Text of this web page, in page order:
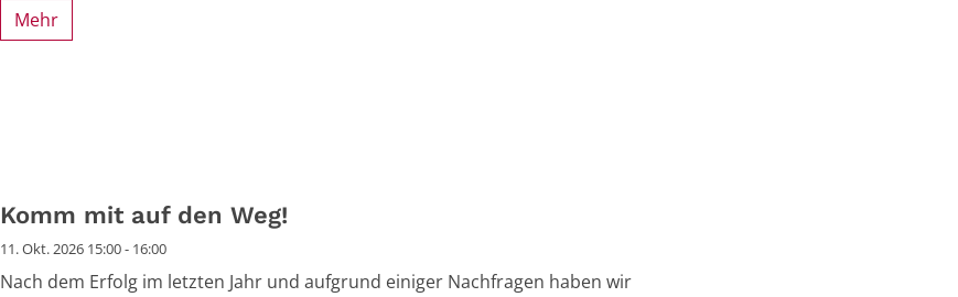
Mehr
Komm mit auf den Weg!
11. Okt. 2026 15:00 - 16:00
Nach dem Erfolg im letzten Jahr und aufgrund einiger Nachfragen haben wir